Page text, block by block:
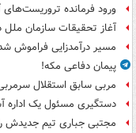
ورود فرمانده تروریست‌های
آغاز تحقیقات سازمان ملل
مسیر درآمدزایی فراموش
پیمان دفاعی مکه!
مربی سابق استقلال
دستگیری مسئول یک اداره
مجتبی جباری تیم جدیدش